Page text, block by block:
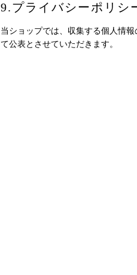
9.プライバシーポリシ
当ショップでは、収集する個人情
て公表とさせていただきます。